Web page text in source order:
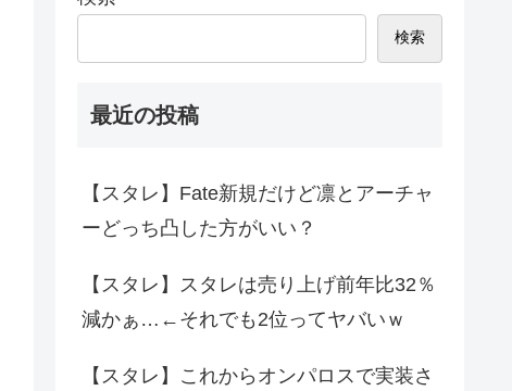
検索
最近の投稿
【スタレ】Fate新規だけど凛とアーチャ
ーどっち凸した方がいい？
【スタレ】スタレは売り上げ前年比32％
減かぁ…←それでも2位ってヤバいｗ
【スタレ】これからオンパロスで実装さ